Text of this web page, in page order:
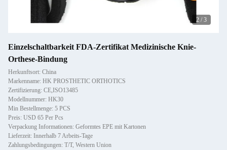
2 / 3
Einzelschaltbarkeit FDA-Zertifikat Medizinische Knie-
Orthese-Bindung
Herkunftsort: China
Markenname: HK PROSTHETIC ORTHOTICS
Zertifizierung: CE,ISO13485
Modellnummer: HK30
Min Bestellmenge: 5 PCS
Preis: USD 65 Per Pcs
Verpackung Informationen: Geformtes EPE mit Kartonen
Lieferzeit: Innerhalb 7 Arbeits-Tage
Zahlungsbedingungen: T/T, Western Union